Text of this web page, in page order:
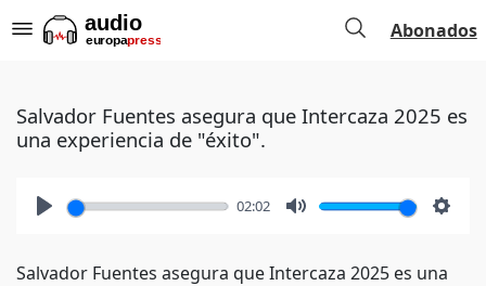
Abonados
Salvador Fuentes asegura que Intercaza 2025 es
una experiencia de "éxito".
02:02
Salvador Fuentes asegura que Intercaza 2025 es una